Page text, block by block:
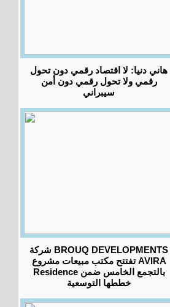
هاني دنيا: لا اقتصاد رقمي دون تحول
رقمي ولا تحول رقمي دون أمن
سيبراني
شركة BROUQ DEVELOPMENTS
تفتتح مكتب مبيعات مشروع AVIRA
Residence بالتجمع الخامس ضمن
خططها التوسعية